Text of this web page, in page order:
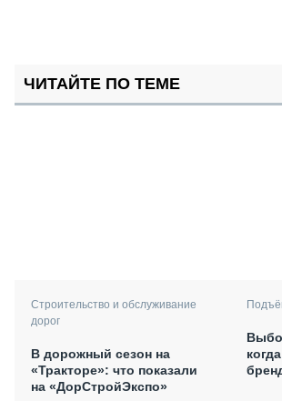
ЧИТАЙТЕ ПО ТЕМЕ
Строительство и обслуживание
дорог
В дорожный сезон на
«Тракторе»: что показали
на «ДорСтройЭкспо»